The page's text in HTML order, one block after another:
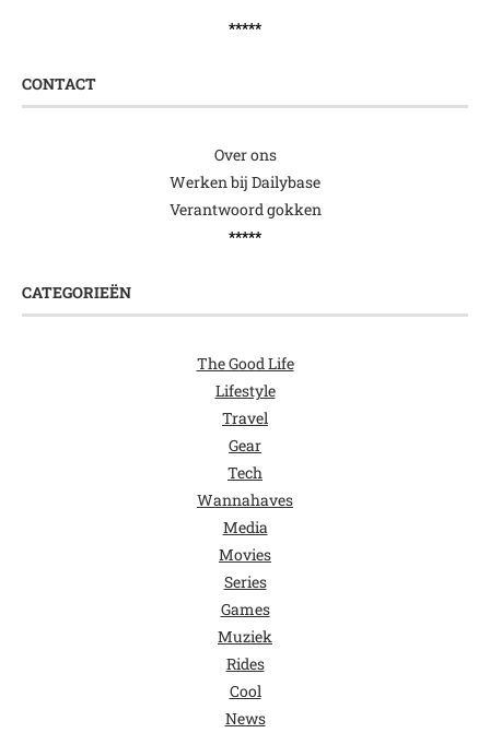
*****
CONTACT
Over ons
Werken bij Dailybase
Verantwoord gokken
*****
CATEGORIEËN
The Good Life
Lifestyle
Travel
Gear
Tech
Wannahaves
Media
Movies
Series
Games
Muziek
Rides
Cool
News